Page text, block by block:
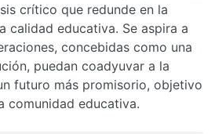
crítico que redunde en la
calidad educativa. Se aspira a
concebidas como una
puedan coadyuvar a la
futuro más promisorio, objetivo
comunidad educativa.